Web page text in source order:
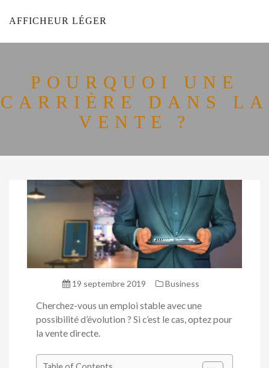
AFFICHEUR LÉGER
POURQUOI UNE
CARRIÈRE DANS LA
VENTE ?
19 septembre 2019 Business
Cherchez-vous un emploi stable avec une
possibilité d’évolution ? Si c’est le cas, optez pour
la vente directe.